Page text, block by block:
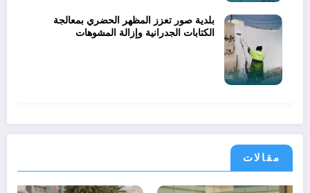
بلدية صور تعزز المظهر الحضري بمعالجة
الكتابات الجدرانية وإزالة المشوهات
مقالات